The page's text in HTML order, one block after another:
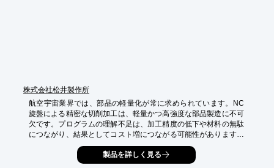
株式会社松井製作所
航空宇宙業界では、部品の軽量化が常に求められています。NC
旋盤による精密な切削加工は、軽量かつ高強度な部品製造に不可
欠です。プログラムの理解不足は、加工精度の低下や材料の無駄
につながり、結果としてコスト増につながる可能性があります。
本動画では、NC旋盤プログラムの基本を解説し、航空宇宙部品
製造における課題解決を支援します。
製品を詳しく見る